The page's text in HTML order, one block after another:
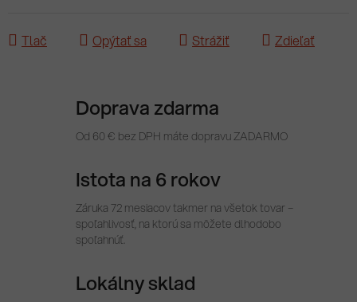
Tlač Opýtať sa Strážiť Zdieľať
Doprava zdarma
Od 60 € bez DPH máte dopravu ZADARMO
Istota na 6 rokov
Záruka 72 mesiacov takmer na všetok tovar –
spoľahlivosť, na ktorú sa môžete dlhodobo
spoľahnúť.
Lokálny sklad